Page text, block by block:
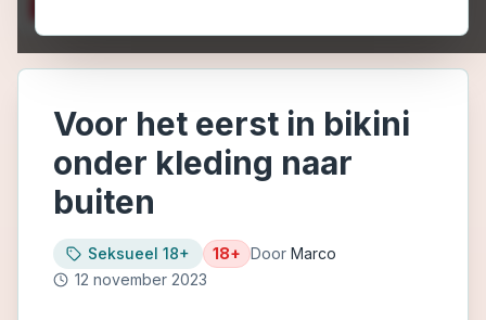
Voor het eerst in bikini
onder kleding naar
buiten
Seksueel 18+ 18+ Door Marco
12 november 2023